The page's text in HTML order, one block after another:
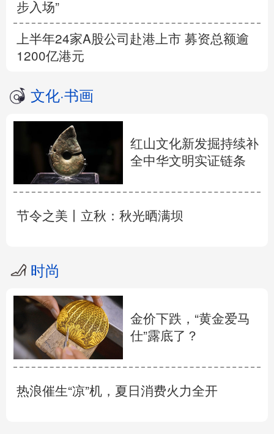
步入场”
上半年24家A股公司赴港上市 募资总额逾
1200亿港元
文化·书画
红山文化新发掘持续补
全中华文明实证链条
节令之美丨立秋：秋光晒满坝
时尚
金价下跌，“黄金爱马
仕”露底了？
热浪催生“凉”机，夏日消费火力全开